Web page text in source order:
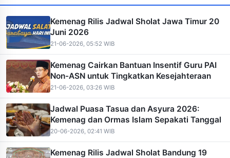
Kemenag Rilis Jadwal Sholat Jawa Timur 20
Juni 2026
21-06-2026, 05:52 WIB
Kemenag Cairkan Bantuan Insentif Guru PAI
Non-ASN untuk Tingkatkan Kesejahteraan
21-06-2026, 03:26 WIB
Jadwal Puasa Tasua dan Asyura 2026:
Kemenag dan Ormas Islam Sepakati Tanggal
20-06-2026, 02:41 WIB
Kemenag Rilis Jadwal Sholat Bandung 19